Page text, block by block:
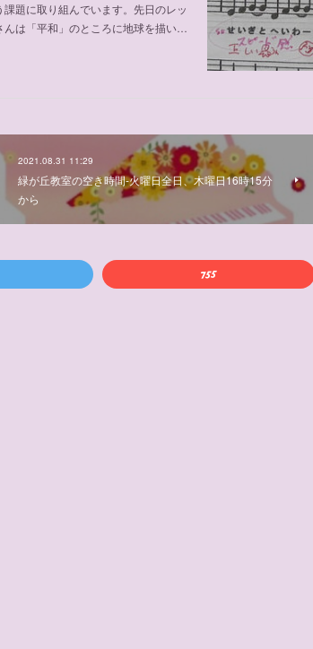
題に取り組んでいます。先日のレッ
んは「平和」のところに地球を描い…
2021.08.31 11:29
緑が丘教室の空き時間-火曜日全日、木曜日16時15分
から